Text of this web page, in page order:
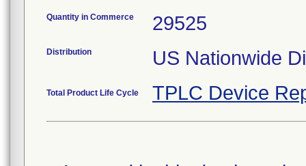
Quantity in Commerce 29525
Distribution US Nationwide
Total Product Life Cycle TPLC Device